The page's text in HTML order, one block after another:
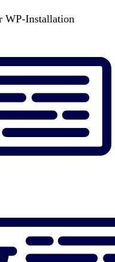
WP-Installation